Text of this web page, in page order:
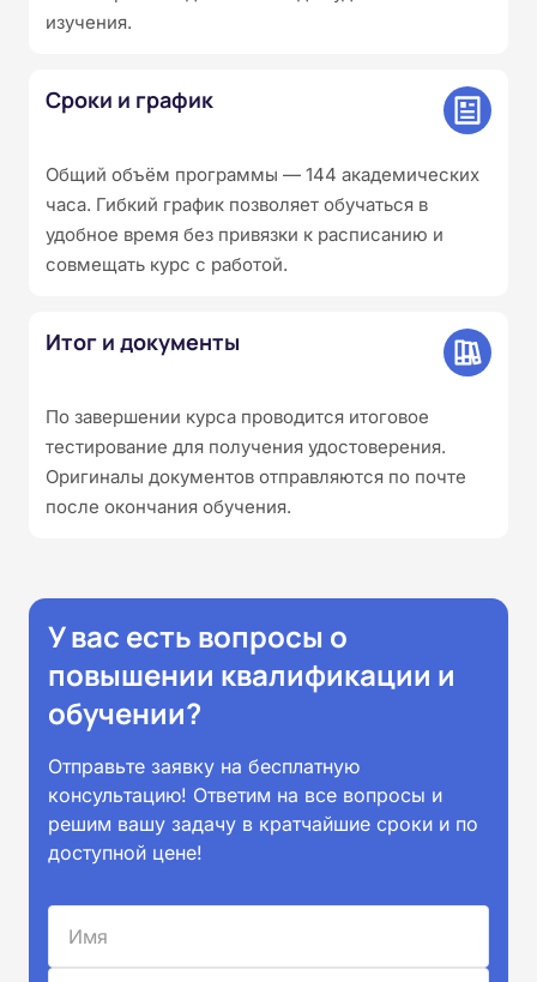
изучения.
Сроки и график
Общий объём программы — 144 академических
часа. Гибкий график позволяет обучаться в
удобное время без привязки к расписанию и
совмещать курс с работой.
Итог и документы
По завершении курса проводится итоговое
тестирование для получения удостоверения.
Оригиналы документов отправляются по почте
после окончания обучения.
У вас есть вопросы о
повышении квалификации и
обучении?
Отправьте заявку на бесплатную
консультацию! Ответим на все вопросы и
решим вашу задачу в кратчайшие сроки и по
доступной цене!